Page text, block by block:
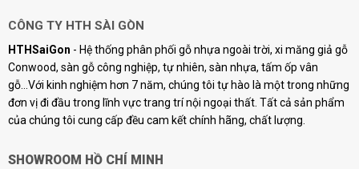
CÔNG TY HTH SÀI GÒN
HTHSaiGon - Hệ thống phân phối gỗ nhựa ngoài trời, xi măng giả gỗ
Conwood, sàn gỗ công nghiệp, tự nhiên, sàn nhựa, tấm ốp vân
gỗ...Với kinh nghiệm hơn 7 năm, chúng tôi tự hào là một trong những
đơn vị đi đầu trong lĩnh vực trang trí nội ngoại thất. Tất cả sản phẩm
của chúng tôi cung cấp đều cam kết chính hãng, chất lượng.
SHOWROOM HỒ CHÍ MINH